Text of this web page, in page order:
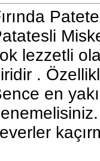
lezzetli
.
en